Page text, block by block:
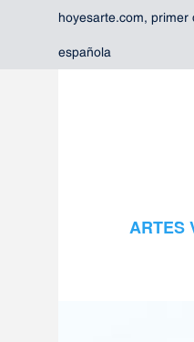
hoyesarte.com, primer
española
ARTES